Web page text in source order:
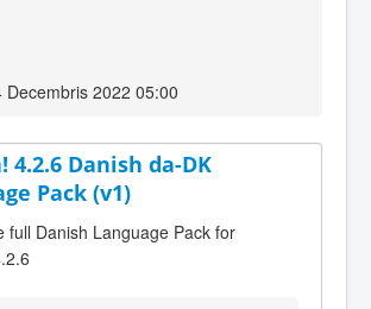
Decembris 2022 05:00
4.2.6 Danish da-DK
Pack (v1)
full Danish Language Pack for